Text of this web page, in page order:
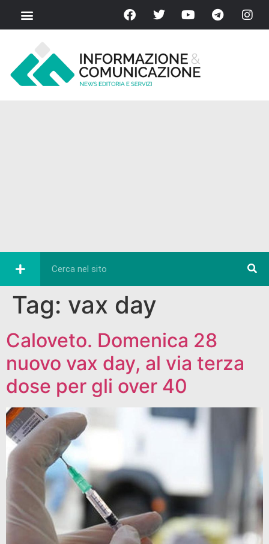
Tag: vax day
Caloveto. Domenica 28
nuovo vax day, al via terza
dose per gli over 40